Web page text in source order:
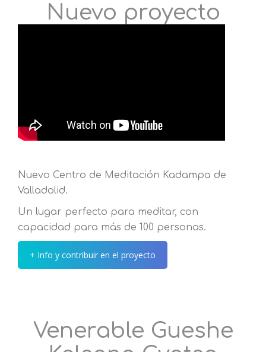
Nuevo proyecto
Nuevo Centro de Meditación Kadampa de
Valladolid.
Un lugar perfecto para meditar, con
capacidad para más de 100 personas.
+ Info y contribuir en el proyecto
Venerable Gueshe